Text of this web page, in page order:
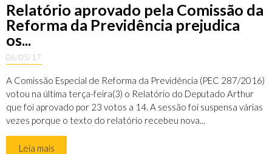
Relatório aprovado pela Comissão da
Reforma da Previdência prejudica
os...
06/05/17
A Comissão Especial de Reforma da Previdência (PEC 287/2016)
votou na última terça-feira(3) o Relatório do Deputado Arthur
que foi aprovado por 23 votos a 14. A sessão foi suspensa várias
vezes porque o texto do relatório recebeu nova...
Leia mais